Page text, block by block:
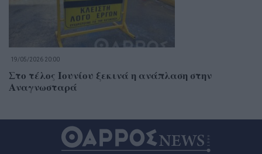
19/05/2026 20:00
Στο τέλος Ιουνίου ξεκινά η ανάπλαση στην
Αναγνωσταρά